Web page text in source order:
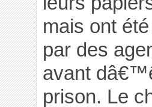
mais ont
par des
avant
prison. Le